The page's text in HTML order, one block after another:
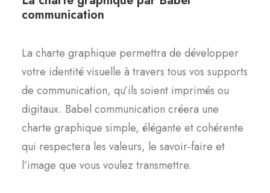
communication
La charte graphique permettra de développer
votre identité visuelle à travers tous vos supports
de communication, qu’ils soient imprimés ou
digitaux. Babel communication créera une
charte graphique simple, élégante et cohérente
qui respectera les valeurs, le savoir-faire et
l’image que vous voulez transmettre.